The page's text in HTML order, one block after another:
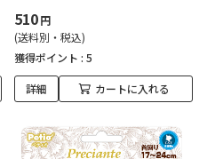
510円
(送料別・税込)
獲得ポイント : 5
詳細 カートに入れる